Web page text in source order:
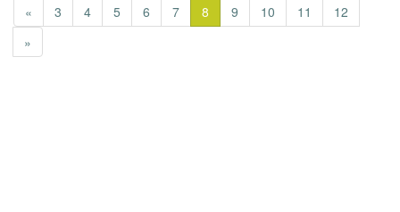
« 3 4 5 6 7 8 9 10 11
12
»